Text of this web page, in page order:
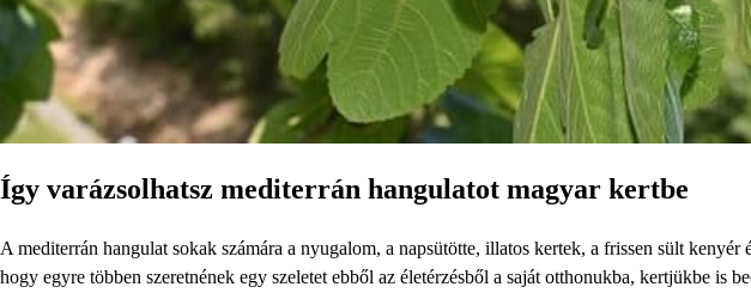
Így varázsolhatsz mediterrán hangulatot magyar kertbe
A mediterrán hangulat sokak számára a nyugalom, a napsütötte, illatos kertek, a frissen sült
hogy egyre többen szeretnének egy szeletet ebből az életérzésből a saját otthonukba, kertjükbe is